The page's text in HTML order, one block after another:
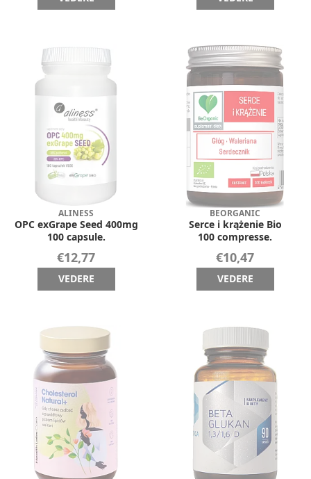
ALINESS
OPC exGrape Seed 400mg
100 capsule.
€12,77
VEDERE
BEORGANIC
Serce i krążenie Bio
100 compresse.
€10,47
VEDERE